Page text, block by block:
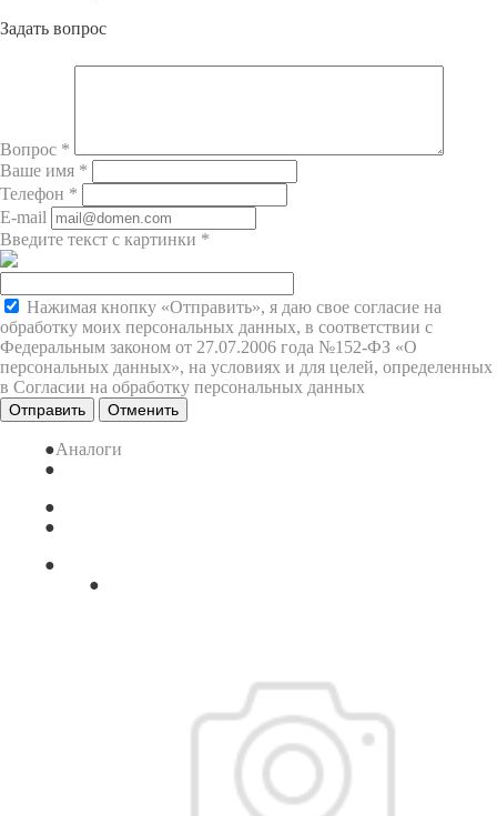
Задать вопрос
Вопрос *
Ваше имя *
Телефон *
E-mail
Введите текст с картинки *
Нажимая кнопку «Отправить», я даю свое согласие на
обработку моих персональных данных, в соответствии с
Федеральным законом от 27.07.2006 года №152-ФЗ «О
персональных данных», на условиях и для целей, определенных
в Согласии на обработку персональных данных
Отменить
Аналоги